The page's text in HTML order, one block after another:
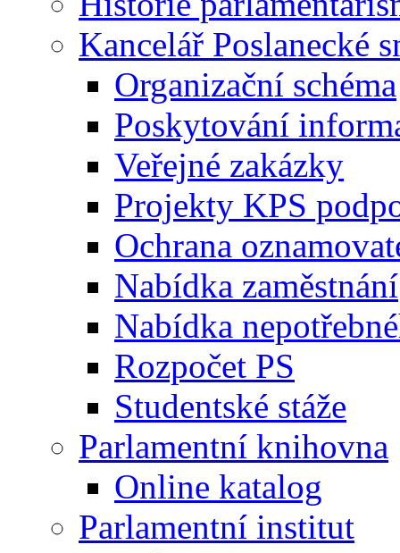
Kancelář Poslanecké
Organizační schéma
Poskytování
Veřejné zakázky
Projekty KPS
Ochrana
Nabídka zaměstnání
Nabídka
Rozpočet PS
Studentské stáže
Parlamentní knihovna
Online katalog
Parlamentní institut